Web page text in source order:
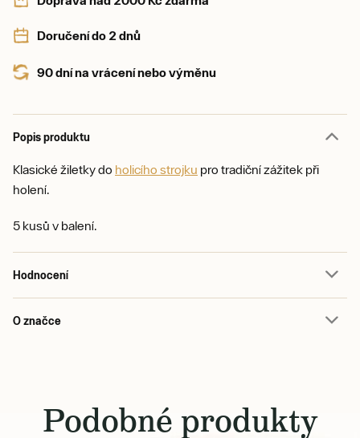
Doručení do 2 dnů
90 dní na vrácení nebo výměnu
Popis produktu
Klasické žiletky do holicího strojku pro tradiční zážitek při
holení.
5 kusů v balení.
Hodnocení
O značce
Podobné produkty